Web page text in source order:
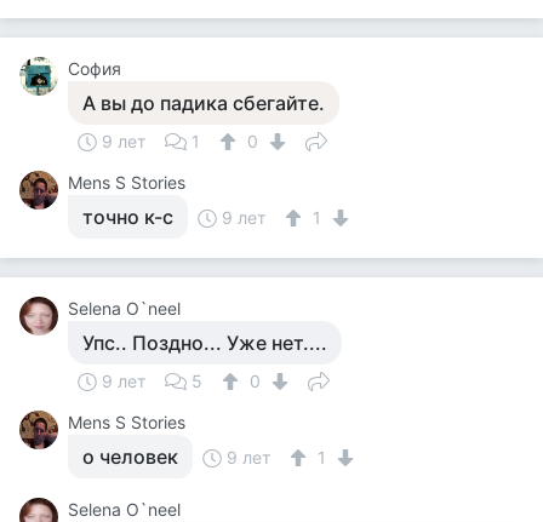
София
А вы до падика сбегайте.
9 лет 1
0
Mens S Stories
точно к-с 9 лет 1
Selena O`neel
Упс.. Поздно... Уже нет....
9 лет 5
0
Mens S Stories
о человек 9 лет 1
Selena O`neel